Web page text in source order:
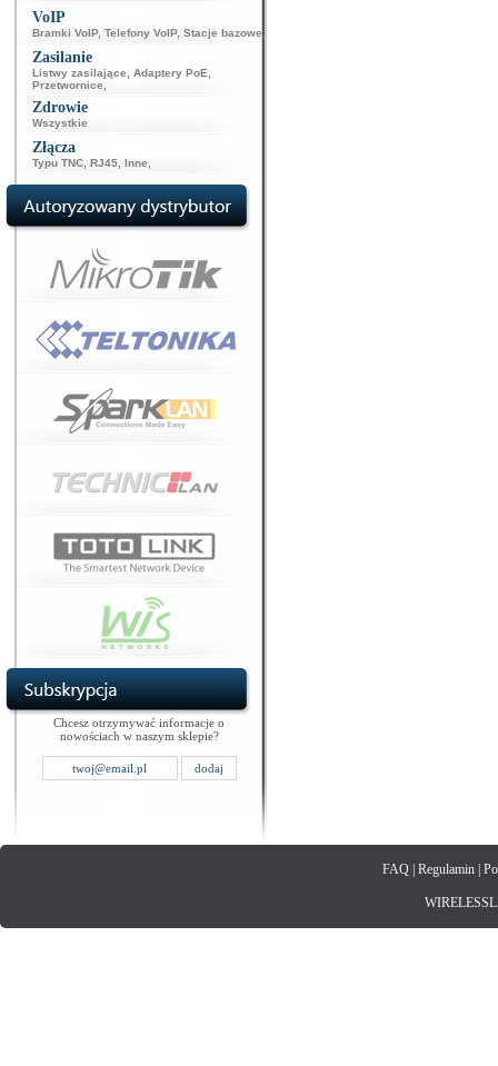
VoIP
Bramki VoIP, Telefony VoIP, Stacje bazowe
Zasilanie
Listwy zasilające Adaptery PoE
Przetwornice
Zdrowie
Wszystkie
Złącza
Typu TNC RJ45 Inne
Chcesz otrzymywać informacje o
nowościach w naszym sklepie?
FAQ| Regulamin|